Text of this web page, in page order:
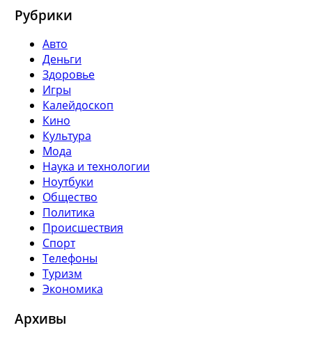
Рубрики
Авто
Деньги
Здоровье
Игры
Калейдоскоп
Кино
Культура
Мода
Наука и технологии
Ноутбуки
Общество
Политика
Происшествия
Спорт
Телефоны
Туризм
Экономика
Архивы